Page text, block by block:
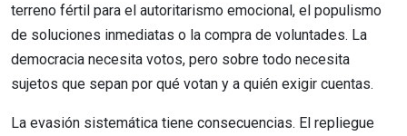
terreno fértil para el autoritarismo emocional, el populismo
de soluciones inmediatas o la compra de voluntades. La
democracia necesita votos, pero sobre todo necesita
sujetos que sepan por qué votan y a quién exigir cuentas.
La evasión sistemática tiene consecuencias. El repliegue